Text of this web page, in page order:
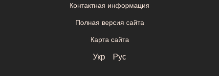
Контактная информация
Полная версия сайта
Карта сайта
Укр Рус